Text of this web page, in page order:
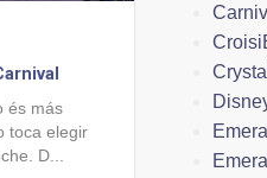
és más
toca elegir
D...